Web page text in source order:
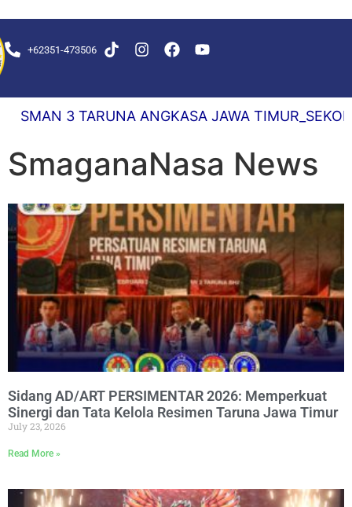
+62351-473506
TARUNA ANGKASA JAWA TIMUR_SEKOLAH
SmaganaNasa News
Sidang AD/ART PERSIMENTAR 2026: Memperkuat
Sinergi dan Tata Kelola Resimen Taruna Jawa Timur
July 23, 2026
Read More »